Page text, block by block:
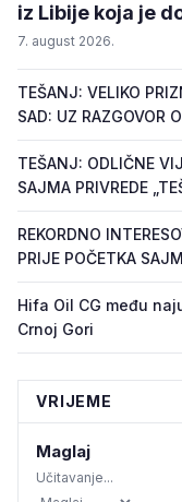
iz Libije koja je
7. august 2026.
TEŠANJ: VELIKO
SAD: UZ RAZGOVOR
TEŠANJ: ODLIČNE
SAJMA PRIVREDE
REKORDNO
PRIJE POČETKA
Hifa Oil CG među
Crnoj Gori
VRIJEME
Maglaj
Učitavanje...